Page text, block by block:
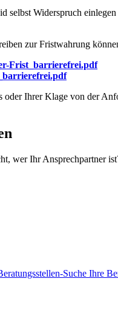
selbst Widerspruch
zur Fristwahrung
Frist_barrierefrei.pdf
Ihrer Klage von der
wer Ihr Ansprechpartner
Suche Ihre